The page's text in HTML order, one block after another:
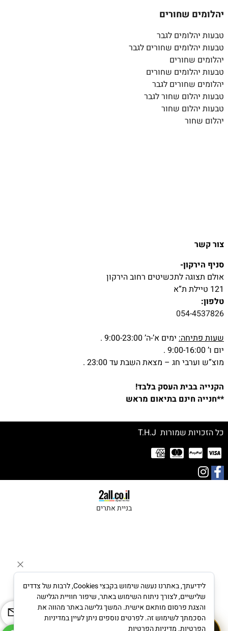
יהלומים שחורים
טבעות יהלומים לגבר
טבעות יהלומים שחורים לגבר
יהלומים שחורים
טבעות יהלומים שחורים
יהלומים שחורים לגבר
טבעות יהלום שחור לגבר
טבעות יהלום שחור
יהלום שחור
צור קשר
סניף הירקון-
אולם תצוגה לתכשיטים רחוב הירקון
121 טיילת ת”א
טלפון:
054-4537826
שעות פתיחה: ימים א’-ה’ 9:00-23:00 .
יום ו’ 9:00-16:00 .
מוצ”ש וערבי חג – מצאת השבת עד 23:00 .
הקנייה בבית העסק בלבד!
**חנייה חינם בתיאום מראש
כל הזכויות שמורות T.H.J
בניית אתרים
לידיעתך, באתרנו נעשה שימוש בקבצי Cookies, לרבות של צדדים
שלישיים, לצורך ניתוח השימוש באתר, שיפור חוויית הגלישה
והצגת פרסום מותאם אישית. המשך גלישה באתר מהווה את
הסכמתך לשימוש זה. לפרטים נוספים ניתן לעיין במדיניות
הפרטיות. מדיניות הפרטיות
לייעוץ תכשיטי יהלומים